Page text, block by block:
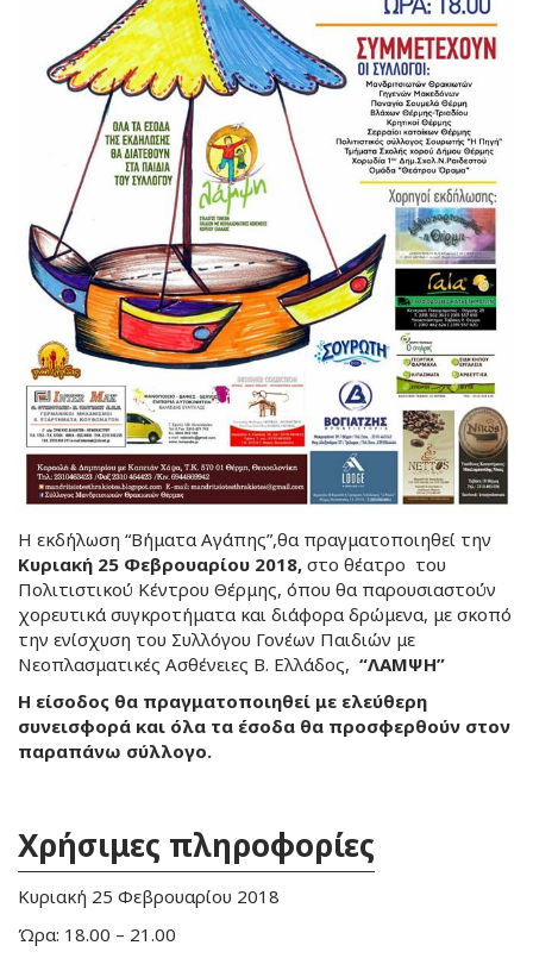
Η εκδήλωση “Βήματα Αγάπης”,θα πραγματοποιηθεί την
Κυριακή 25 Φεβρουαρίου 2018, στο θέατρο του
Πολιτιστικού Κέντρου Θέρμης, όπου θα παρουσιαστούν
χορευτικά συγκροτήματα και διάφορα δρώμενα, με σκοπό
την ενίσχυση του Συλλόγου Γονέων Παιδιών με
Νεοπλασματικές Ασθένειες Β. Ελλάδος, “ΛΑΜΨΗ”
Η είσοδος θα πραγματοποιηθεί με ελεύθερη
συνεισφορά και όλα τα έσοδα θα προσφερθούν στον
παραπάνω σύλλογο.
Χρήσιμες πληροφορίες
Κυριακή 25 Φεβρουαρίου 2018
Ώρα: 18.00 – 21.00